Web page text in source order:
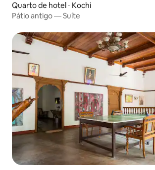
Quarto de hotel ⋅ Kochi
Pátio antigo — Suíte